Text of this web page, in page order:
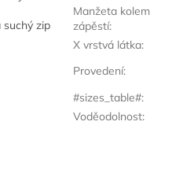
zip
Manžeta kolem
zápěstí:
X vrstvá látka:
Provedení:
#sizes_table#:
Voděodolnost: